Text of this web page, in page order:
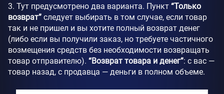
3. Тут предусмотрено два варианта. Пункт “Только
возврат” следует выбирать в том случае, если товар
так и не пришел и вы хотите полный возврат денег
(либо если вы получили заказ, но требуете частичного
возмещения средств без необходимости возвращать
товар отправителю). “Возврат товара и денег”: с вас —
товар назад, с продавца — деньги в полном объеме.